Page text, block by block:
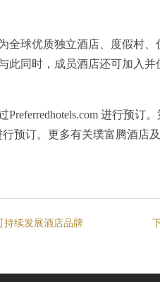
全球优质独立酒店、度假村
此同时，成员酒店还可加入
进行预订
行预订。更多有关璞富腾酒店
持续发展酒店品牌